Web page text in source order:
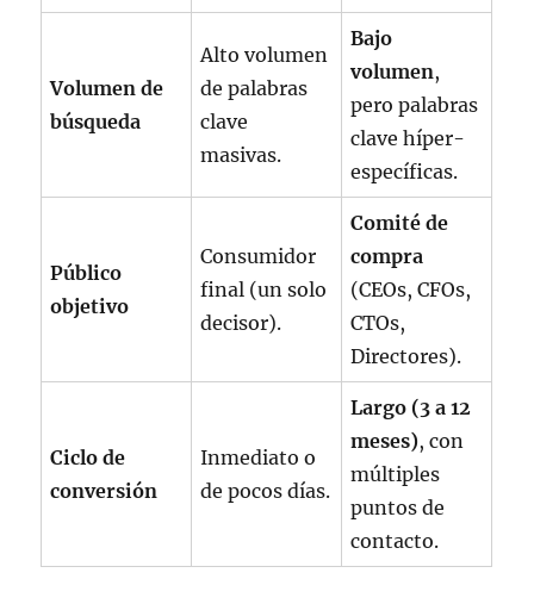
Volumen de
búsqueda
Alto volumen
de palabras
clave
masivas.
Bajo
volumen,
pero palabras
clave híper-
específicas.
Público
objetivo
Consumidor
final (un solo
decisor).
Comité de
compra
(CEOs, CFOs,
CTOs,
Directores).
Ciclo de
conversión
Inmediato o
de pocos días.
Largo (3 a 12
meses), con
múltiples
puntos de
contacto.